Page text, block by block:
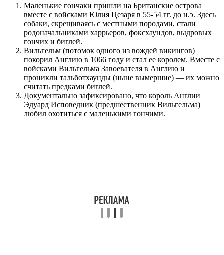
Маленькие гончаки пришли на Британские острова
вместе с войсками Юлия Цезаря в 55-54 гг. до н.э. Здесь
собаки, скрещиваясь с местными породами, стали
родоначальниками харрьеров, фоксхаундов, выдровых
гончих и биглей.
Вильгельм (потомок одного из вождей викингов)
покорил Англию в 1066 году и стал ее королем. Вместе с
войсками Вильгельма Завоевателя в Англию и
проникли тальботхаунды (ныне вымершие) — их можно
считать предками биглей.
Документально зафиксировано, что король Англии
Эдуард Исповедник (предшественник Вильгельма)
любил охотиться с маленькими гончими.